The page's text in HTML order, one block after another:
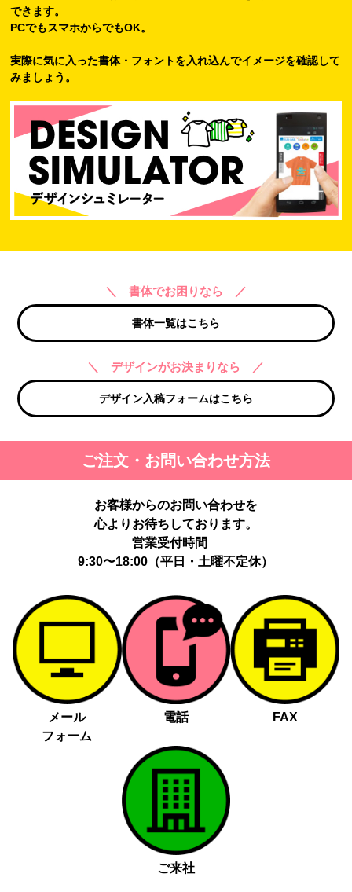
できます。
PCでもスマホからでもOK。
実際に気に入った書体・フォントを入れ込んでイメージを確認して
みましょう。
＼ 書体でお困りなら ／
書体一覧はこちら
＼ デザインがお決まりなら ／
デザイン入稿フォームはこちら
ご注文・お問い合わせ方法
お客様からのお問い合わせを
心よりお待ちしております。
営業受付時間
9:30〜18:00（平日・土曜不定休）
メール
フォーム
電話 FAX
ご来社